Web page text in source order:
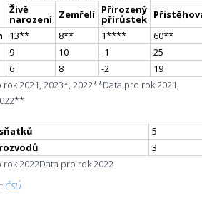
Živě
narození Zemřelí Přirozený
přírůstek
13** 8** 1**** 60**
9 10 -1
25
6 8 -2
19
rok 2021, 2023*, 2022**Data pro rok 2021,
5
3
rok 2022Data pro rok 2022
ČSÚ